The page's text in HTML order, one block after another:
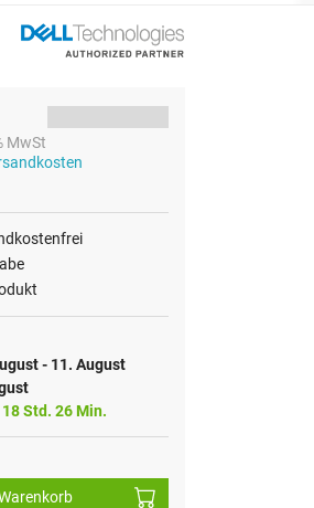
MwSt
- 11. August
18 Std. 26 Min.